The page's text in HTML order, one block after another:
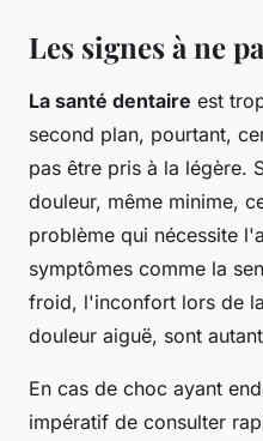
Les signes à ne
La santé dentaire est
second plan, pourtant,
pas être pris à la légère.
douleur, même minime,
problème qui nécessite
symptômes comme la
froid, l'inconfort lors de
douleur aiguë, sont
En cas de choc ayant
impératif de consulter